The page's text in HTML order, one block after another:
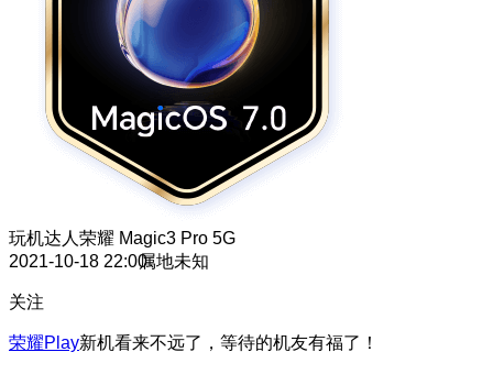
玩机达人 荣耀 Magic3 Pro 5G
2021-10-18 22:00属地未知
关注
荣耀Play新机看来不远了，等待的机友有福了！